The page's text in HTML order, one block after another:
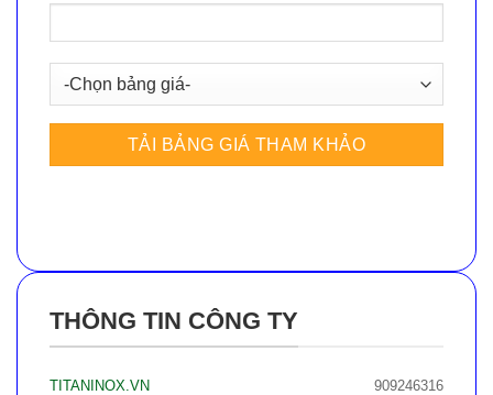
THÔNG TIN CÔNG TY
TITANINOX.VN
909246316